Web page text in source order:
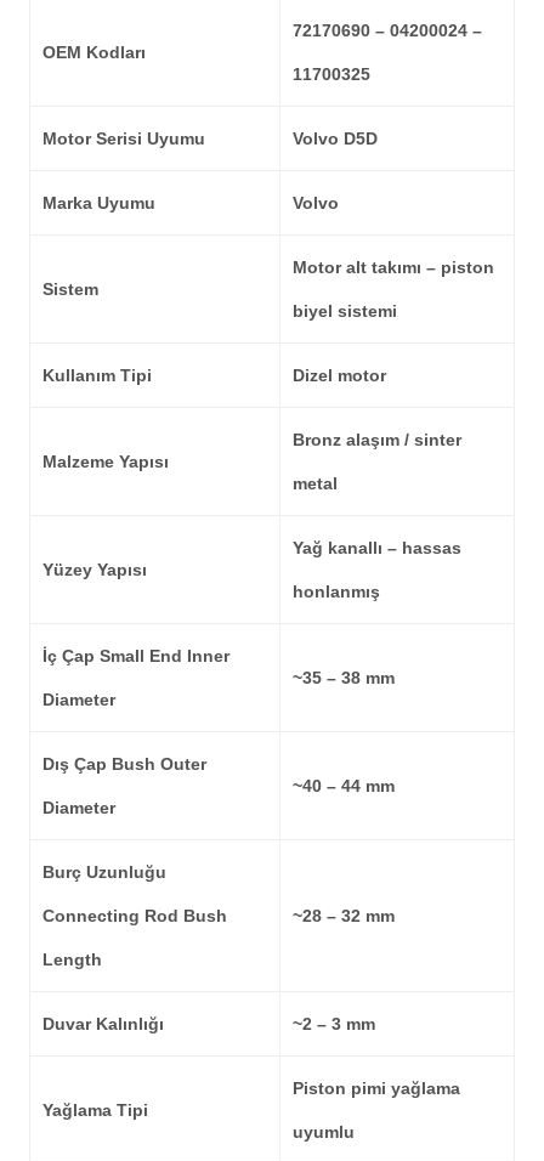
OEM Kodları
72170690 – 04200024 –
11700325
Motor Serisi Uyumu Volvo D5D
Marka Uyumu Volvo
Sistem
Motor alt takımı – piston
biyel sistemi
Kullanım Tipi Dizel motor
Malzeme Yapısı
Bronz alaşım / sinter
metal
Yüzey Yapısı
Yağ kanallı – hassas
honlanmış
İç Çap Small End Inner
Diameter
~35 – 38 mm
Dış Çap Bush Outer
Diameter
~40 – 44 mm
Burç Uzunluğu
Connecting Rod Bush
Length
~28 – 32 mm
Duvar Kalınlığı ~2 – 3 mm
Yağlama Tipi
Piston pimi yağlama
uyumlu